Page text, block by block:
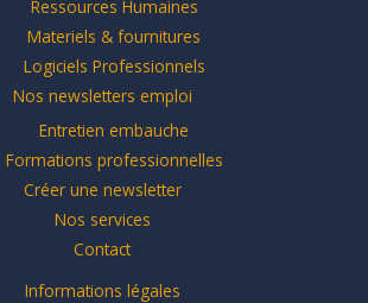
Ressources Humaines
Materiels & fournitures
Logiciels Professionnels
Nos newsletters emploi
Entretien embauche
Formations professionnelles
Créer une newsletter
Nos services
Contact
Informations légales